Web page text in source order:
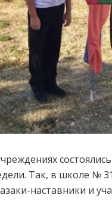
Так, в школе №
наставники и